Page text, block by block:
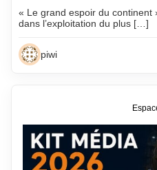
« Le grand espoir du continent
dans l’exploitation du plus […]
piwi